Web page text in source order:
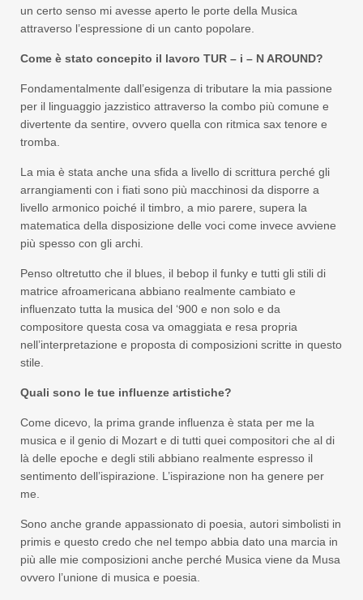
un certo senso mi avesse aperto le porte della Musica
attraverso l’espressione di un canto popolare.
Come è stato concepito il lavoro TUR – i – N AROUND?
Fondamentalmente dall’esigenza di tributare la mia passione
per il linguaggio jazzistico attraverso la combo più comune e
divertente da sentire, ovvero quella con ritmica sax tenore e
tromba.
La mia è stata anche una sfida a livello di scrittura perché gli
arrangiamenti con i fiati sono più macchinosi da disporre a
livello armonico poiché il timbro, a mio parere, supera la
matematica della disposizione delle voci come invece avviene
più spesso con gli archi.
Penso oltretutto che il blues, il bebop il funky e tutti gli stili di
matrice afroamericana abbiano realmente cambiato e
influenzato tutta la musica del ‘900 e non solo e da
compositore questa cosa va omaggiata e resa propria
nell’interpretazione e proposta di composizioni scritte in questo
stile.
Quali sono le tue influenze artistiche?
Come dicevo, la prima grande influenza è stata per me la
musica e il genio di Mozart e di tutti quei compositori che al di
là delle epoche e degli stili abbiano realmente espresso il
sentimento dell’ispirazione. L’ispirazione non ha genere per
me.
Sono anche grande appassionato di poesia, autori simbolisti in
primis e questo credo che nel tempo abbia dato una marcia in
più alle mie composizioni anche perché Musica viene da Musa
ovvero l’unione di musica e poesia.